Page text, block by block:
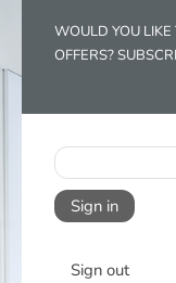
WOULD YOU
OFFERS?
Sign in
Sign out